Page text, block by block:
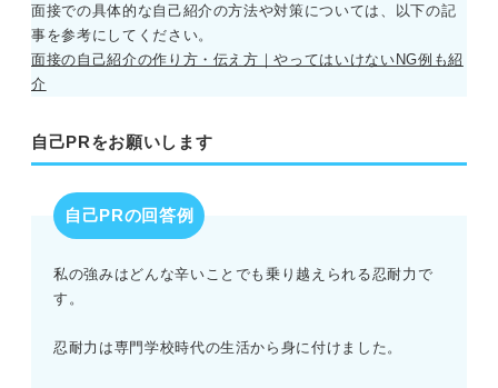
面接での具体的な自己紹介の方法や対策については、以下の記
事を参考にしてください。
面接の自己紹介の作り方・伝え方｜やってはいけないNG例も紹
介
自己PRをお願いします
自己PRの回答例
私の強みはどんな辛いことでも乗り越えられる忍耐力で
す。
忍耐力は専門学校時代の生活から身に付けました。